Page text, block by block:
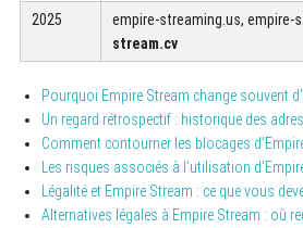
2025 empire-streaming.us, empire-
stream.cv
Pourquoi Empire Stream change souvent
Un regard rétrospectif : historique des
Comment contourner les blocages
Les risques associés à l’utilisation
Légalité et Empire Stream : ce que vous
Alternatives légales à Empire Stream : où